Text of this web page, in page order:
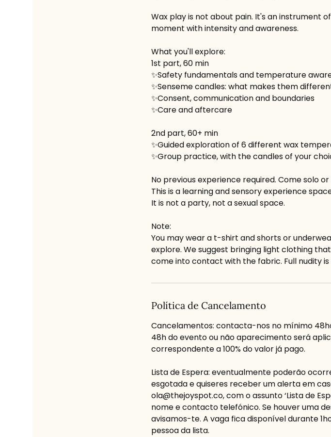
Wax play is not about pain. It's an instrument
moment with intensity and awareness.
What you'll explore:
1st part, 60 min
✨Safety fundamentals and temperature
✨Senseme candles: what makes them
✨Consent, communication and boundaries
✨Care and aftercare
2nd part, 60+ min
✨Guided exploration of 6 different wax
✨Group practice, with the candles of your
No previous experience required. Come solo
This is a learning and sensory experience
It is not a party, not a sexual space.
Note:
You may wear a t-shirt and shorts or
explore. We suggest bringing light clothing
Política de Cancelamento
Cancelamentos: contacta-nos no mínimo
48h do evento ou não aparecimento será
correspondente a 100% do valor já pago.
Lista de Espera: eventualmente poderão
esgotada e quiseres receber um alerta em
ola@thejoyspot.co, com o assunto ‘Lista de
nome e contacto telefónico. Se houver uma
avisamos-te. A vaga fica disponível durante
pessoa da lista.